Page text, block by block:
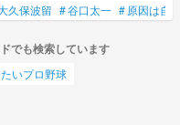
久保波留 #谷口太一 #原因は自
でも検索しています
いプロ野球